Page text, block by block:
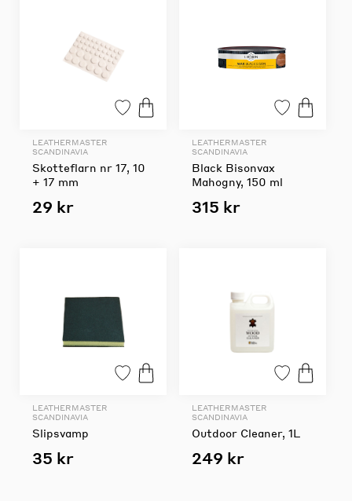
LEATHERMASTER
SCANDINAVIA
Skotteflarn nr 17, 10
+ 17 mm
29 kr
LEATHERMASTER
SCANDINAVIA
Black Bisonvax
Mahogny, 150 ml
315 kr
LEATHERMASTER
SCANDINAVIA
Slipsvamp
35 kr
LEATHERMASTER
SCANDINAVIA
Outdoor Cleaner, 1L
249 kr